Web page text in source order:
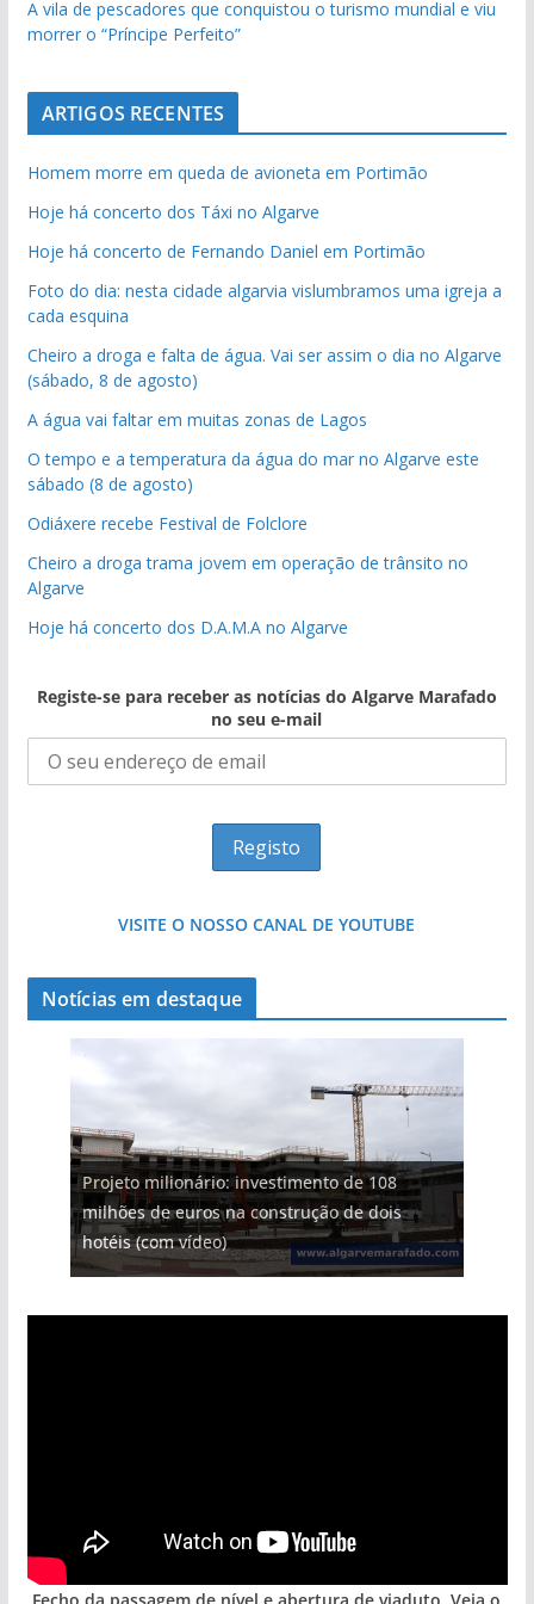
A vila de pescadores que conquistou o turismo mundial e viu
morrer o “Príncipe Perfeito”
ARTIGOS RECENTES
Homem morre em queda de avioneta em Portimão
Hoje há concerto dos Táxi no Algarve
Hoje há concerto de Fernando Daniel em Portimão
Foto do dia: nesta cidade algarvia vislumbramos uma igreja a
cada esquina
Cheiro a droga e falta de água. Vai ser assim o dia no Algarve
(sábado, 8 de agosto)
A água vai faltar em muitas zonas de Lagos
O tempo e a temperatura da água do mar no Algarve este
sábado (8 de agosto)
Odiáxere recebe Festival de Folclore
Cheiro a droga trama jovem em operação de trânsito no
Algarve
Hoje há concerto dos D.A.M.A no Algarve
Registe-se para receber as notícias do Algarve Marafado
no seu e-mail
VISITE O NOSSO CANAL DE YOUTUBE
Notícias em destaque
Projeto milionário: investimento de 108
milhões de euros na construção de dois
hotéis (com vídeo)